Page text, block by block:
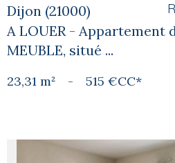
Dijon (21000)
A LOUER - Appartement
MEUBLE, situé ...
23,31 m² - 515 €CC*